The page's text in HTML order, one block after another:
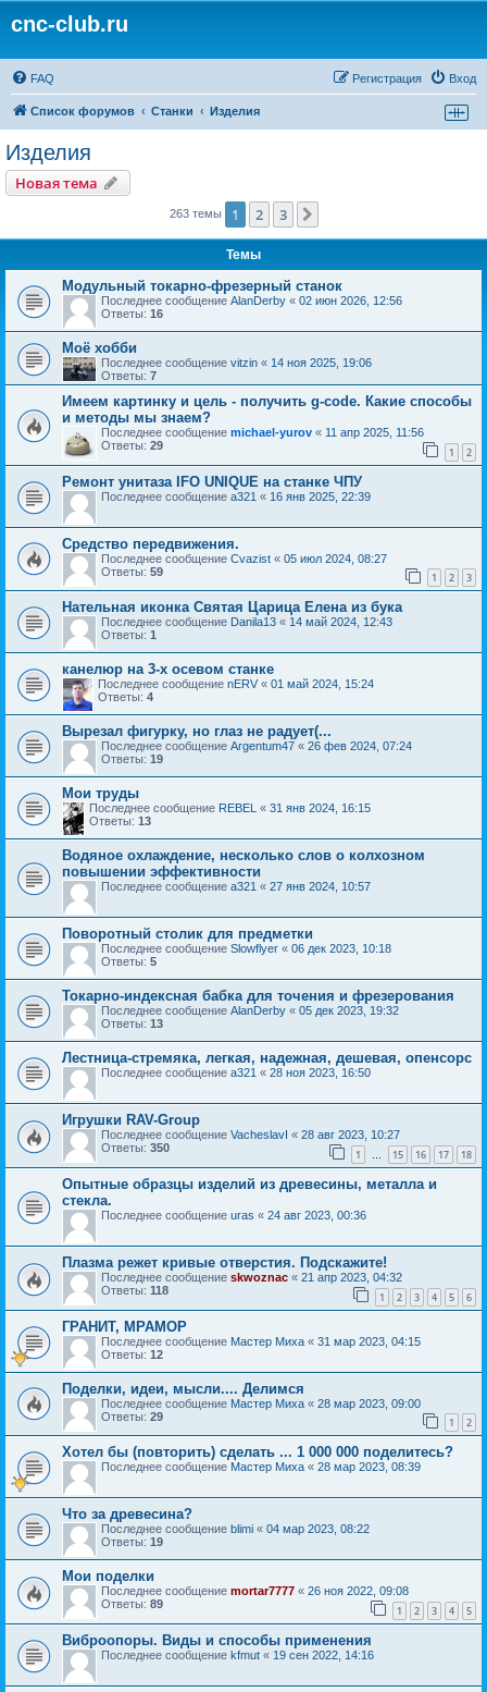
cnc-club.ru
FAQ Вход
Регистрация
Список форумов Станки Изделия
Изделия
Новая тема
263 темы 1 2 3
Темы
Модульный токарно-фрезерный станок
Последнее сообщение AlanDerby « 02 июн 2026, 12:56
Ответы: 16
Моё хобби
Последнее сообщение vitzin « 14 ноя 2025, 19:06
Ответы: 7
Имеем картинку и цель - получить g-code. Какие способы
и методы мы знаем?
Последнее сообщение michael-yurov « 11 апр 2025, 11:56
Ответы: 29 1 2
Ремонт унитаза IFO UNIQUE на станке ЧПУ
Последнее сообщение a321 « 16 янв 2025, 22:39
Средство передвижения.
Последнее сообщение Cvazist « 05 июл 2024, 08:27
Ответы: 59 1 2 3
Нательная иконка Святая Царица Елена из бука
Последнее сообщение Danila13 « 14 май 2024, 12:43
Ответы: 1
канелюр на 3-х осевом станке
Последнее сообщение nERV « 01 май 2024, 15:24
Ответы: 4
Вырезал фигурку, но глаз не радует(...
Последнее сообщение Argentum47 « 26 фев 2024, 07:24
Ответы: 19
Мои труды
Последнее сообщение REBEL « 31 янв 2024, 16:15
Ответы: 13
Водяное охлаждение, несколько слов о колхозном
повышении эффективности
Последнее сообщение a321 « 27 янв 2024, 10:57
Поворотный столик для предметки
Последнее сообщение Slowflyer « 06 дек 2023, 10:18
Ответы: 5
Токарно-индексная бабка для точения и фрезерования
Последнее сообщение AlanDerby « 05 дек 2023, 19:32
Ответы: 13
Лестница-стремяка, легкая, надежная, дешевая, опенсорс
Последнее сообщение a321 « 28 ноя 2023, 16:50
Игрушки RAV-Group
Последнее сообщение VacheslavI « 28 авг 2023, 10:27
Ответы: 350 1 … 15 16 17 18
Опытные образцы изделий из древесины, металла и
стекла.
Последнее сообщение uras « 24 авг 2023, 00:36
Плазма режет кривые отверстия. Подскажите!
Последнее сообщение skwoznac « 21 апр 2023, 04:32
Ответы: 118 1 2 3 4 5 6
ГРАНИТ, МРАМОР
Последнее сообщение Мастер Миха « 31 мар 2023, 04:15
Ответы: 12
Поделки, идеи, мысли.... Делимся
Последнее сообщение Мастер Миха « 28 мар 2023, 09:00
Ответы: 29 1 2
Хотел бы (повторить) сделать ... 1 000 000 поделитесь?
Последнее сообщение Мастер Миха « 28 мар 2023, 08:39
Что за древесина?
Последнее сообщение blimi « 04 мар 2023, 08:22
Ответы: 19
Мои поделки
Последнее сообщение mortar7777 « 26 ноя 2022, 09:08
Ответы: 89 1 2 3 4 5
Виброопоры. Виды и способы применения
Последнее сообщение kfmut « 19 сен 2022, 14:16